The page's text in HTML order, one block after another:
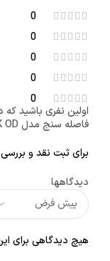
0
0
0
0
0
دیدگاهها
هیچ دیدگاهی برای
اولین نفری باشید که
فاصله سنج مدل SICK OD”
برای ثبت نقد و بررسی